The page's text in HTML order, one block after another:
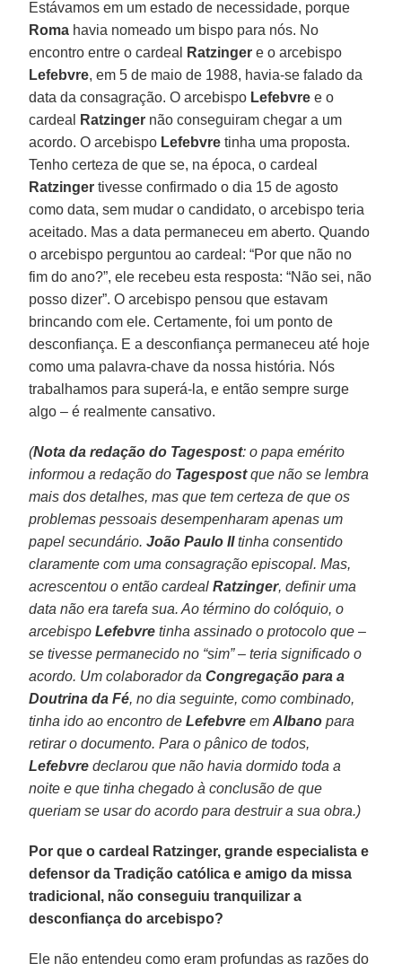
Estávamos em um estado de necessidade, porque
Roma havia nomeado um bispo para nós. No
encontro entre o cardeal
Ratzinger e o arcebispo
Lefebvre, em 5 de maio de 1988, havia-se falado da
data da consagração. O arcebispo Lefebvre e o
cardeal
Ratzinger não conseguiram chegar a um
acordo. O arcebispo Lefebvre tinha uma proposta.
Tenho certeza de que se, na época, o cardeal
Ratzinger tivesse confirmado o dia 15 de agosto
como data, sem mudar o candidato, o arcebispo teria
aceitado. Mas a data permaneceu em aberto. Quando
o arcebispo perguntou ao cardeal: “Por que não no
fim do ano?”, ele recebeu esta resposta: “Não sei, não
posso dizer”. O arcebispo pensou que estavam
brincando com ele. Certamente, foi um ponto de
desconfiança. E a desconfiança permaneceu até hoje
como uma palavra-chave da nossa história. Nós
trabalhamos para superá-la, e então sempre surge
algo – é realmente cansativo.
(Nota da redação do Tagespost: o papa emérito
informou a redação do Tagespostque não se lembra
mais dos detalhes, mas que tem certeza de que os
problemas pessoais desempenharam apenas um
papel secundário.João Paulo IItinha consentido
claramente com uma consagração episcopal. Mas,
acrescentou o então cardealRatzinger, definir uma
data não era tarefa sua. Ao término do colóquio, o
arcebispoLefebvre tinha assinado o protocolo que –
se tivesse permanecido no “sim” – teria significado o
acordo. Um colaborador daCongregação para a
Doutrina da Fé, no dia seguinte, como combinado,
tinha ido ao encontro deLefebvre emAlbano para
retirar o documento. Para o pânico de todos,
Lefebvre declarou que não havia dormido toda a
noite e que tinha chegado à conclusão de que
queriam se usar do acordo para destruir a sua obra.)
Por que o cardeal Ratzinger, grande especialista e
defensor da Tradição católica e amigo da missa
tradicional, não conseguiu tranquilizar a
desconfiança do arcebispo?
Ele não entendeu como eram profundas as razões do